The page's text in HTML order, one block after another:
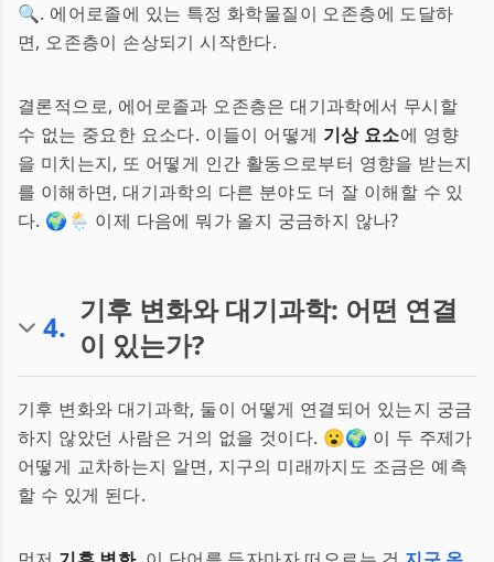
🔍. 에어로졸에 있는 특정 화학물질이 오존층에 도달하
면, 오존층이 손상되기 시작한다.
결론적으로, 에어로졸과 오존층은 대기과학에서 무시할
수 없는 중요한 요소다. 이들이 어떻게 기상 요소에 영향
을 미치는지, 또 어떻게 인간 활동으로부터 영향을 받는지
를 이해하면, 대기과학의 다른 분야도 더 잘 이해할 수 있
다. 🌍🌦️ 이제 다음에 뭐가 올지 궁금하지 않나?
4. 기후 변화와 대기과학: 어떤 연결
이 있는가?
기후 변화와 대기과학, 둘이 어떻게 연결되어 있는지 궁금
하지 않았던 사람은 거의 없을 것이다. 😮🌍 이 두 주제가
어떻게 교차하는지 알면, 지구의 미래까지도 조금은 예측
할 수 있게 된다.